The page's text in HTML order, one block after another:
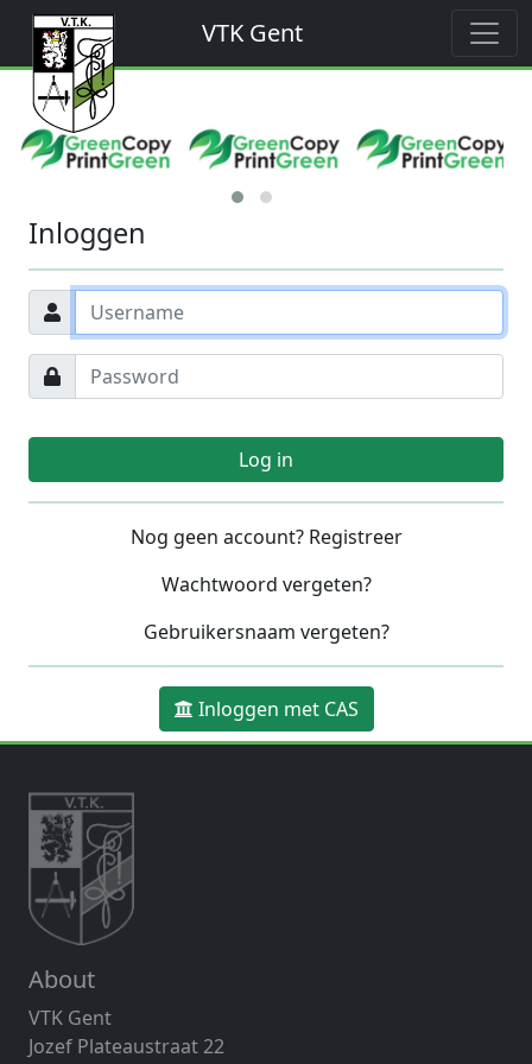
VTK Gent
Inloggen
Log in
Nog geen account? Registreer
Wachtwoord vergeten?
Gebruikersnaam vergeten?
Inloggen met CAS
About
VTK Gent
Jozef Plateaustraat 22